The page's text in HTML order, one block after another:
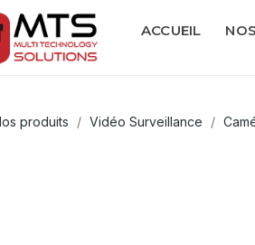
ACCUEIL
produits Vidéo Surveillance